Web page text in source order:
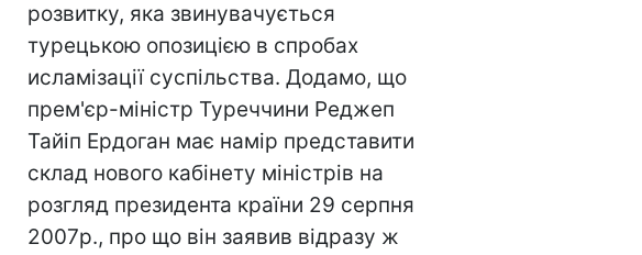
розвитку, яка звинувачується
турецькою опозицією в спробах
исламізації суспільства. Додамо, що
прем'єр-міністр Туреччини Реджеп
Тайіп Ердоган має намір представити
склад нового кабінету міністрів на
розгляд президента країни 29 серпня
2007р., про що він заявив відразу ж